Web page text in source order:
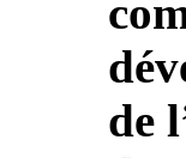
de